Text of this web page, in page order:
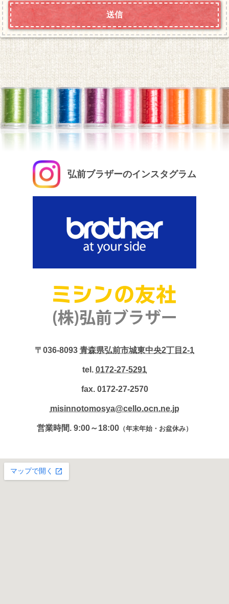
弘前ブラザーのインスタグラム
〒036-8093 青森県弘前市城東中央2丁目2-1
tel. 0172-27-5291
fax. 0172-27-2570
misinnotomosya@cello.ocn.ne.jp
営業時間. 9:00～18:00 （年末年始・お盆休み）